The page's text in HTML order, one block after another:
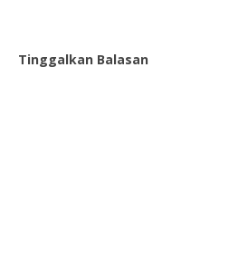
Tinggalkan Balasan